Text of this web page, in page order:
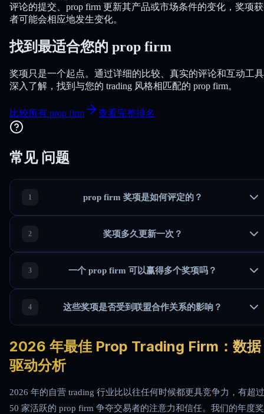
评论的提交、prop firm 更新其产品或市场条件的变化，奖项
者可能会相应地发生变化。
找到最适合您的 prop firm
奖项只是一个起点。通过详细的比较、真实的评论和互动工
深入了解，找到与您的 trading 风格相匹配的 prop firm。
比较所有 prop firm 查看完整排名
常见 问题
prop firm 奖项是如何评定的？
奖项多久更新一次？
一个 prop firm 可以赢得多个奖项吗？
这些奖项是否受到联盟合作关系的影响？
2026 年最佳 Prop Trading Firm：数据
驱动分析
2026 年的自营 trading 行业比以往任何时候都更具竞争力，有超过
50 家活跃的 prop firm 争夺交易者的注意力和信任。我们的年度